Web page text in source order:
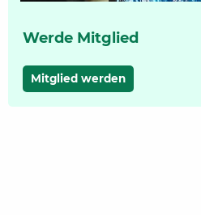
Werde Mitglied
Mitglied werden